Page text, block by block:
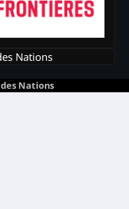
Nations
Nations